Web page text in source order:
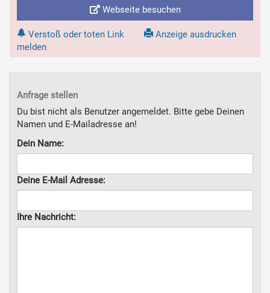
Webseite besuchen
Verstoß oder toten Link
melden
Anzeige ausdrucken
Anfrage stellen
Du bist nicht als Benutzer angemeldet. Bitte gebe Deinen
Namen und E-Mailadresse an!
Dein Name:
Deine E-Mail Adresse:
Ihre Nachricht: